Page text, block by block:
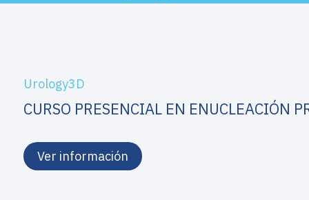
Urology3D
CURSO PRESENCIAL EN ENUCLEACIÓN
Ver información